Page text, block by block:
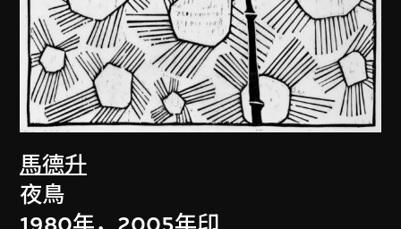
馬德升
夜鳥